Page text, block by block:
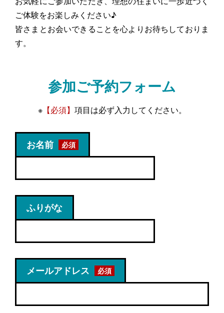
ご体験をお楽しみください♪
皆さまとお会いできることを心よりお待ちしておりま
す。
参加ご予約フォーム
※【必須】 項目は必ず入力してください。
お名前
ふりがな
メールアドレス